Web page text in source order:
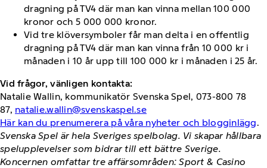
dragning på TV4 där man kan vinna mellan 100 000
kronor och 5 000 000 kronor.
Vid tre klöversymboler får man delta i en offentlig
dragning på TV4 där man kan vinna från 10 000 kr i
månaden i 10 år upp till 100 000 kr i månaden i 25 år.
Vid frågor, vänligen kontakta:
Natalie Wallin, kommunikatör Svenska Spel, 073-800 78
87, natalie.wallin@svenskaspel.se
Här kan du prenumerera på våra nyheter och blogginlägg.
Svenska Spel är hela Sveriges spelbolag. Vi skapar hållbara
spelupplevelser som bidrar till ett bättre Sverige.
Koncernen omfattar tre affärsområden: Sport & Casino